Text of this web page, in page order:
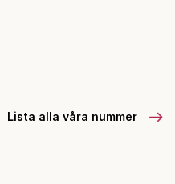
Lista alla våra nummer